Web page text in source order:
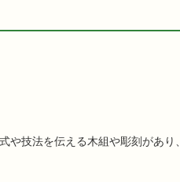
や技法を伝える木組や彫刻があ